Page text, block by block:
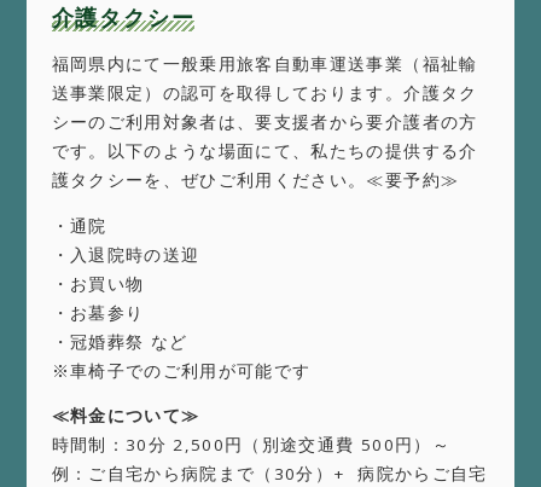
介護タクシー
福岡県内にて一般乗用旅客自動車運送事業（福祉輸
送事業限定）の認可を取得しております。介護タク
シーのご利用対象者は、要支援者から要介護者の方
です。以下のような場面にて、私たちの提供する介
護タクシーを、ぜひご利用ください。≪要予約≫
・通院
・入退院時の送迎
・お買い物
・お墓参り
・冠婚葬祭 など
※車椅子でのご利用が可能です
≪料金について≫
時間制：30分 2,500円（別途交通費 500円）～
例：ご自宅から病院まで（30分）+ 病院からご自宅